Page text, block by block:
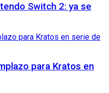
Switch 2: ya se
para Kratos en